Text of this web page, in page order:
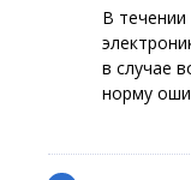
В
в случае
норму